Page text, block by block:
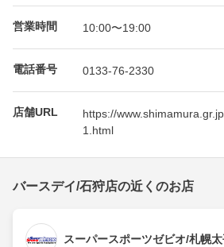
営業時間 10:00〜19:00
電話番号 0133-76-2330
店舗URL
https://
1.html
バースデイ/石狩店の近くのお店
スーパースポーツゼビオ/札幌